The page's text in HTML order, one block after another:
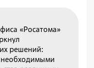
решений:
необходимыми